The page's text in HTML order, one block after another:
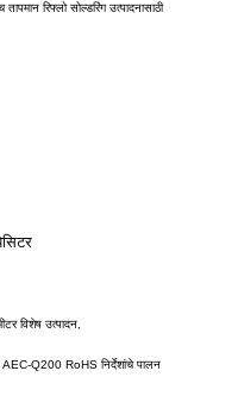
रिफ्लो सोल्डरिंग उत्पादनासाठी
विशेष उत्पादन,
AEC-Q200 RoHS निर्देशांचे पालन